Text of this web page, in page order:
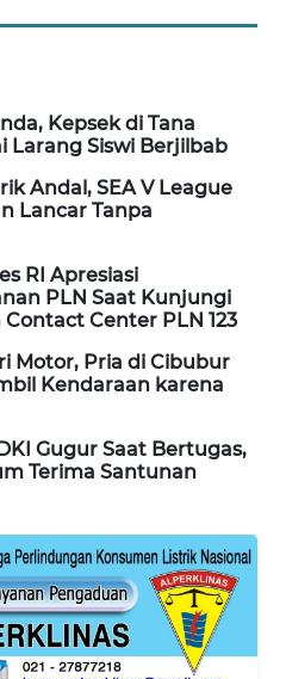
Kepsek di Tana
Larang Siswi Berjilbab
Andal, SEA V League
Lancar Tanpa
RI Apresiasi
PLN Saat Kunjungi
Center PLN 123
Motor, Pria di Cibubur
Kendaraan karena
Gugur Saat Bertugas,
Terima Santunan